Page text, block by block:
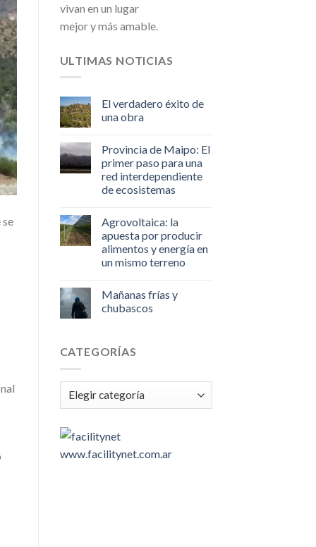
vivan en un lugar
mejor y más amable.
ULTIMAS NOTICIAS
El verdadero éxito de
una obra
Provincia de Maipo: El
primer paso para una
red interdependiente
de ecosistemas
Agrovoltaica: la
apuesta por producir
alimentos y energía en
un mismo terreno
Mañanas frías y
chubascos
CATEGORÍAS
Categorías
www.facilitynet.com.ar